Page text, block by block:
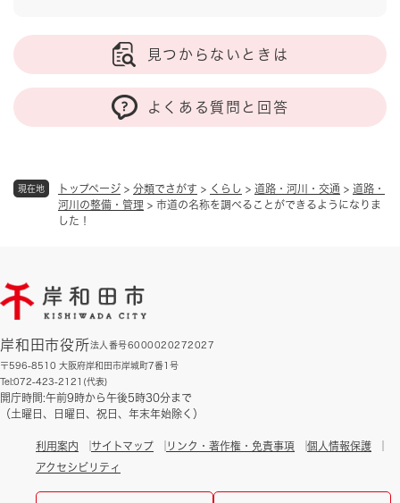
現在地 トップページ > 分類でさがす > くらし > 道路・河川・交通 > 道路・
河川の整備・管理 > 市道の名称を調べることができるようになりま
した！
見つからないときは
よくある質問と回答
岸和田市役所法人番号6000020272027
〒596-8510 大阪府岸和田市岸城町7番1号
Tel:072-423-2121(代表)
開庁時間:午前9時から午後5時30分まで
（土曜日、日曜日、祝日、年末年始除く）
利用案内 サイトマップ リンク・著作権・免責事項
個人情報保護
アクセシビリティ